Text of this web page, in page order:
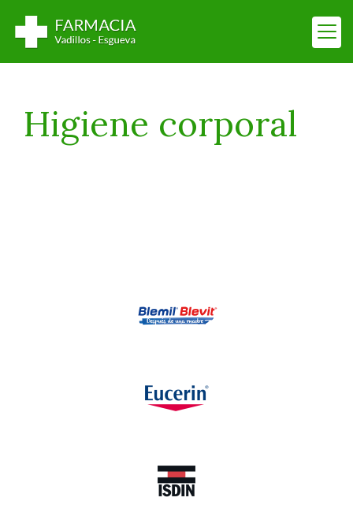
Higiene corporal